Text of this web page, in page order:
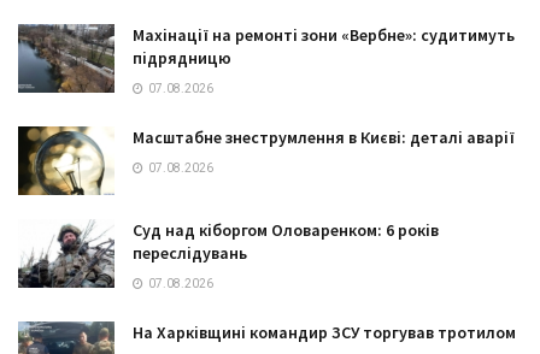
Махінації на ремонті зони «Вербне»: судитимуть
підрядницю
07.08.2026
Масштабне знеструмлення в Києві: деталі аварії
07.08.2026
Суд над кіборгом Оловаренком: 6 років
переслідувань
07.08.2026
На Харківщині командир ЗСУ торгував тротилом